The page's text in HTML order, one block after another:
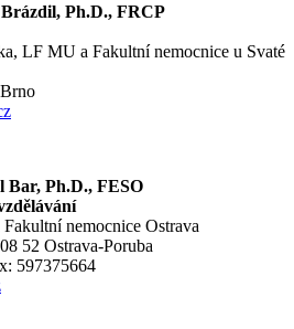
Ph.D., FRCP
LF MU a Fakultní nemocnice u Svaté
Ph.D., FESO
nemocnice Ostrava
52 Ostrava-Poruba
597375664